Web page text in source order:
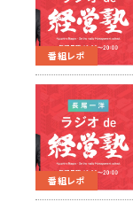
番組レポ
番組レポ